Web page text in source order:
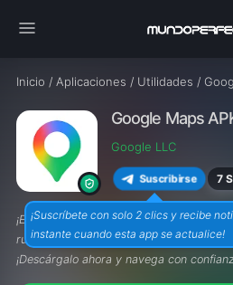
menu
Inicio / Aplicaciones / Utilidades /
Google Maps
Google LLC
Suscribirse 7
¡Suscríbete con solo 2 clics y recibe
instante cuando esta app se actualice!
¡Explora el mundo conGoogle Maps
rutas actualizadas y funciones
¡Descárgalo ahora y navega con